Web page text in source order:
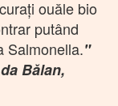
ouăle bio
putând
Salmonella."
Bălan,